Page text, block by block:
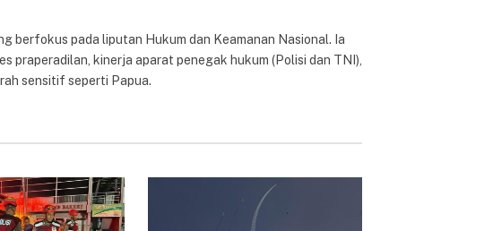
berfokus pada liputan Hukum dan Keamanan Nasional. Ia
praperadilan, kinerja aparat penegak hukum (Polisi dan TNI),
sensitif seperti Papua.